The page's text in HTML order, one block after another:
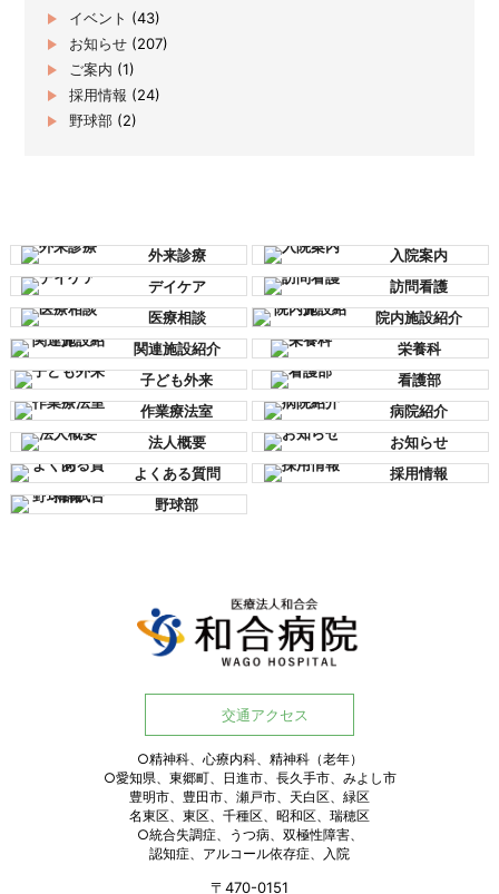
イベント (43)
お知らせ (207)
ご案内 (1)
採用情報 (24)
野球部 (2)
外来診療
入院案内
デイケア
訪問看護
医療相談
院内施設紹介
関連施設紹介
栄養科
子ども外来
看護部
作業療法室
病院紹介
法人概要
お知らせ
よくある質問
採用情報
野球部
交通アクセス
○精神科、心療内科、精神科（老年）
○愛知県、東郷町、日進市、長久手市、みよし市
豊明市、豊田市、瀬戸市、天白区、緑区
名東区、東区、千種区、昭和区、瑞穂区
○統合失調症、うつ病、双極性障害、
認知症、アルコール依存症、入院
〒470-0151